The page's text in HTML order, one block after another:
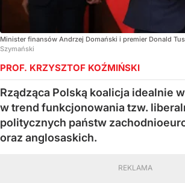
Minister finansów Andrzej Domański i premier Donald
Szymański
PROF. KRZYSZTOF KOŹMIŃSKI
Rządząca Polską koalicja idealnie
w trend funkcjonowania tzw.
politycznych państw
oraz anglosaskich.